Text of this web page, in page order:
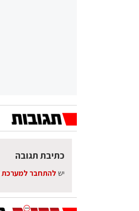
כתיבת תגובה
יש להתחבר למערכת